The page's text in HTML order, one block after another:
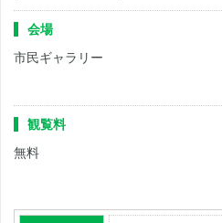
会場
市民ギャラリー
観覧料
無料